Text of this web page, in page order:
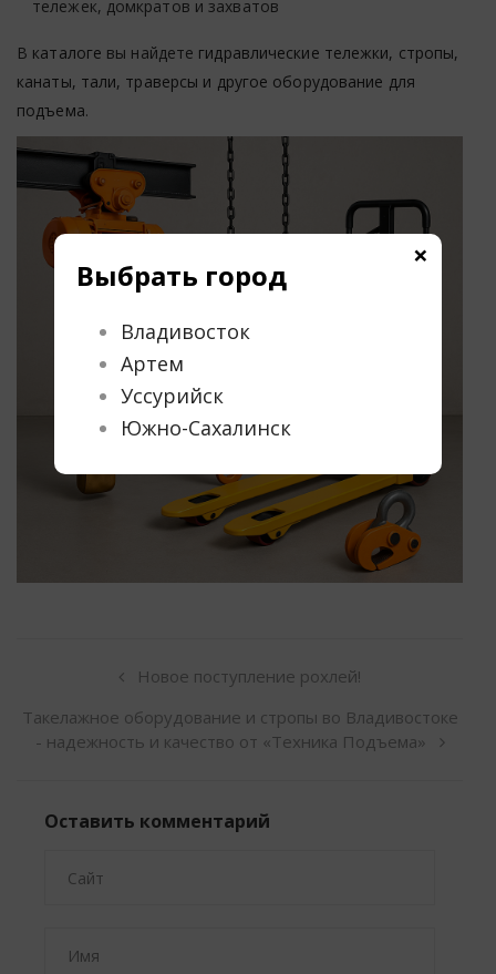
тележек, домкратов и захватов
В каталоге вы найдете гидравлические тележки, стропы,
канаты, тали, траверсы и другое оборудование для
подъема.
Новое поступление рохлей!
Такелажное оборудование и стропы во Владивостоке
- надежность и качество от «Техника Подъема»
Оставить комментарий
Выбрать город
Владивосток
Артем
Уссурийск
Южно-Сахалинск
×